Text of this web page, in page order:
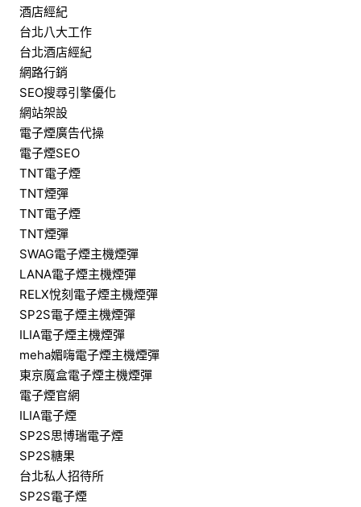
酒店經紀
台北八大工作
台北酒店經紀
網路行銷
SEO搜尋引擎優化
網站架設
電子煙廣告代操
電子煙SEO
TNT電子煙
TNT煙彈
TNT電子煙
TNT煙彈
SWAG電子煙主機煙彈
LANA電子煙主機煙彈
RELX悅刻電子煙主機煙彈
SP2S電子煙主機煙彈
ILIA電子煙主機煙彈
meha媚嗨電子煙主機煙彈
東京魔盒電子煙主機煙彈
電子煙官網
ILIA電子煙
SP2S思博瑞電子煙
SP2S糖果
台北私人招待所
SP2S電子煙